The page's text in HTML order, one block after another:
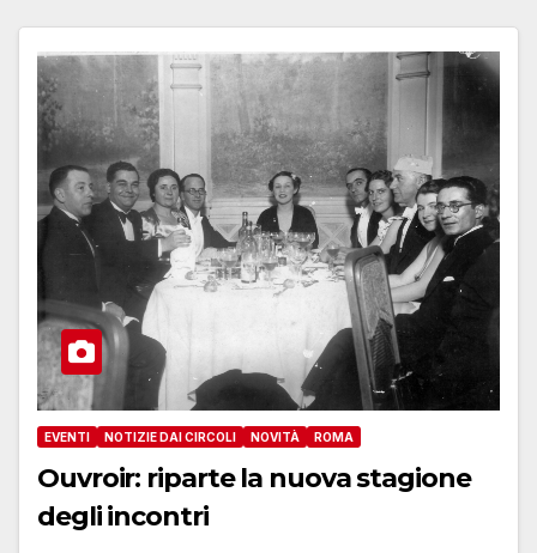
EVENTI NOTIZIE DAI CIRCOLI NOVITÀ ROMA
Ouvroir: riparte la nuova stagione
degli incontri